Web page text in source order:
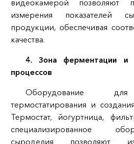
видеокамерой позволяют
измерения показателей
продукции, обеспечивая
качества.
4. Зона ферментации и
процессов
Оборудование для
термостатирования и
Термостат, йогуртница,
специализированное
сыроделия позволяют